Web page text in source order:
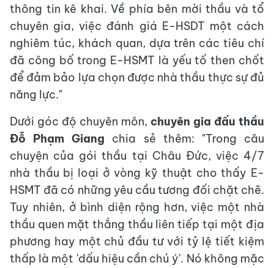
thông tin kê khai. Về phía bên mời thầu và tổ
chuyên gia, việc đánh giá E-HSDT một cách
nghiêm túc, khách quan, dựa trên các tiêu chí
đã công bố trong E-HSMT là yếu tố then chốt
để đảm bảo lựa chọn được nhà thầu thực sự đủ
năng lực."
Dưới góc độ chuyên môn, chuyên gia đấu thầu
Đỗ Phạm Giang chia sẻ thêm: "Trong câu
chuyện của gói thầu tại Châu Đức, việc 4/7
nhà thầu bị loại ở vòng kỹ thuật cho thấy E-
HSMT đã có những yêu cầu tương đối chặt chẽ.
Tuy nhiên, ở bình diện rộng hơn, việc một nhà
thầu quen mặt thắng thầu liên tiếp tại một địa
phương hay một chủ đầu tư với tỷ lệ tiết kiệm
thấp là một 'dấu hiệu cần chú ý'. Nó không mặc